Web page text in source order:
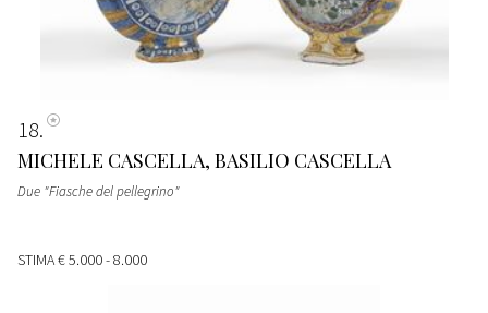
18
MICHELE CASCELLA, BASILIO CASCELLA
Due "Fiasche del pellegrino"
STIMA€ 5.000 - 8.000